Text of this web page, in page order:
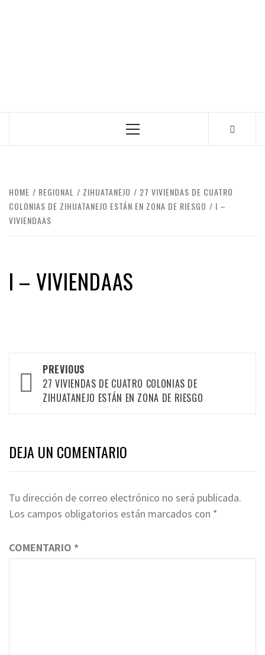
Primary
HOME REGIONAL ZIHUATANEJO
27 VIVIENDAS DE CUATRO
COLONIAS DE ZIHUATANEJO ESTÁN EN ZONA DE RIESGO
I –
VIVIENDAAS
I – VIVIENDAAS
Post
navigation
PREVIOUS
27 VIVIENDAS DE CUATRO COLONIAS DE
ZIHUATANEJO ESTÁN EN ZONA DE RIESGO
DEJA UN COMENTARIO
Tu dirección de correo electrónico no será publicada.
Los campos obligatorios están marcados con *
COMENTARIO *